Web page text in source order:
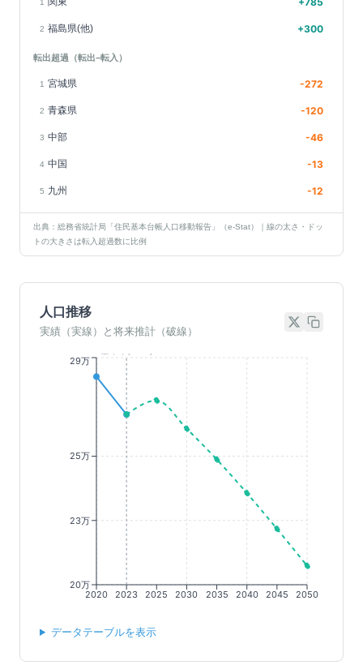
1
2 福島県(他) +300
転出超過（転出−転入）
1 宮城県 -272
2 青森県 -120
3 中部 -46
4 中国 -13
5 九州 -12
出典：総務省統計局「住民基本台帳人口移動報告」（e-Stat）｜線の太さ・ドッ
トの大きさは転入超過数に比例
人口推移
実績（実線）と将来推計（破線）
2020 2023 2025 2030 2035 2040 2045 2050
20万
23万
25万
29万
データテーブルを表示